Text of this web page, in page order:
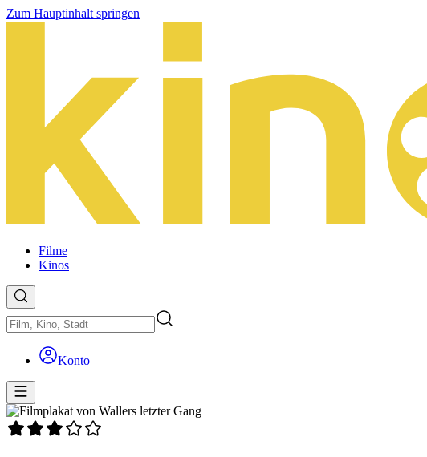
Zum Hauptinhalt springen
Filme
Kinos
Konto